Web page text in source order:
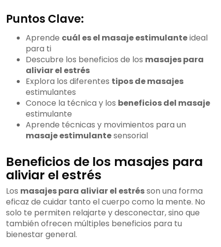
Puntos Clave:
Aprende cuál es el masaje estimulanteideal
para ti
Descubre los beneficios de los masajes para
aliviar el estrés
Explora los diferentes tipos de masajes
estimulantes
Conoce la técnica y los beneficios del masaje
estimulante
Aprende técnicas y movimientos para un
masaje estimulantesensorial
Beneficios de los masajes para
aliviar el estrés
Los masajes para aliviar el estrésson una forma
eficaz de cuidar tanto el cuerpo como la mente. No
solo te permiten relajarte y desconectar, sino que
también ofrecen múltiples beneficios para tu
bienestar general.